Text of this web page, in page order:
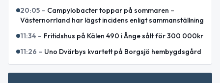
20:05 – Campylobacter toppar på sommaren –
Västernorrland har lägst incidens enligt sammanställning
11:34 – Fritidshus på Kälen 490 i Ånge sålt för 300 000kr
11:26 – Uno Dvärbys kvartett på Borgsjö hembygdsgård